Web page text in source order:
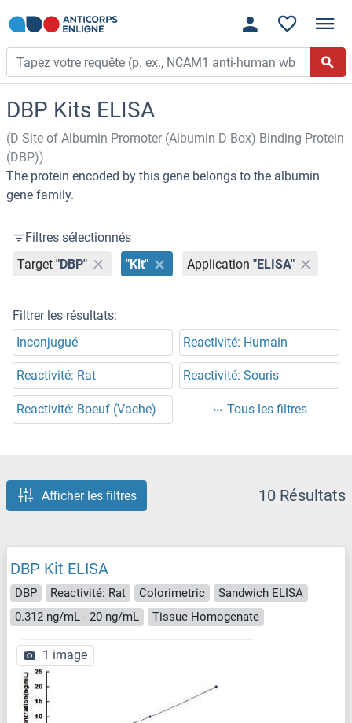
DBP Kits ELISA
(D Site of Albumin Promoter (Albumin D-Box) Binding Protein
(DBP))
The protein encoded by this gene belongs to the albumin
gene family.
Filtres sélectionnés
Target "DBP" "Kit" Application "ELISA"
Filtrer les résultats:
Inconjugué
Reactivité: Humain
Reactivité: Rat Reactivité: Souris
Reactivité: Boeuf (Vache) Tous les filtres
Afficher les filtres 10 Résultats
DBP Kit ELISA
DBP Reactivité: Rat Colorimetric
Sandwich ELISA
0.312 ng/mL - 20 ng/mL
Tissue Homogenate
1 image